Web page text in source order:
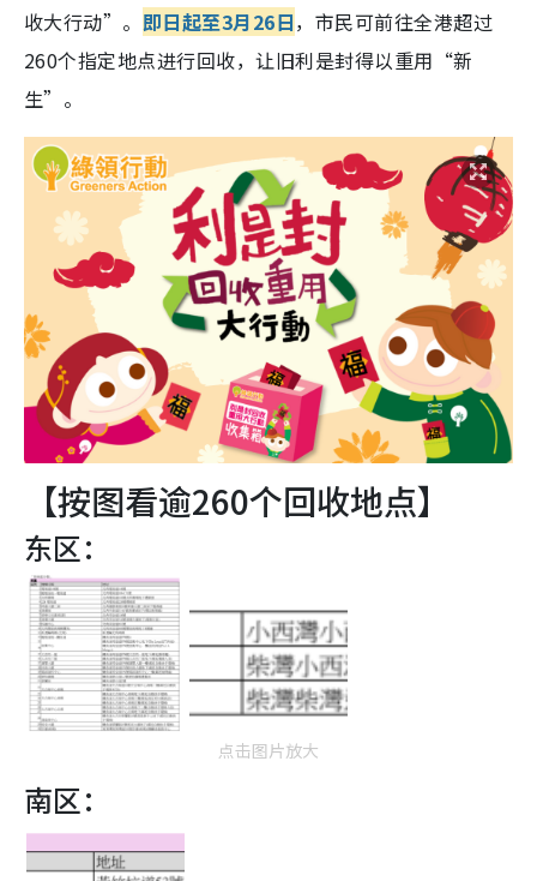
收大行动”。 即日起至3月26日，市民可前往全港超过
260个指定地点进行回收，让旧利是封得以重用“新
生”。
【按图看逾260个回收地点】
东区：
点击图片放大
南区：